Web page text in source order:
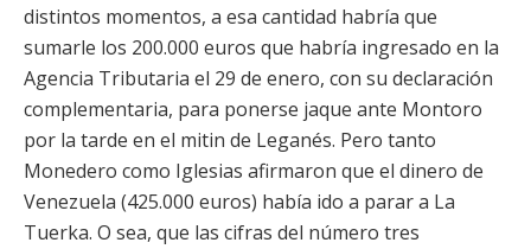
distintos momentos, a esa cantidad habría que
sumarle los 200.000 euros que habría ingresado en la
Agencia Tributaria el 29 de enero, con su declaración
complementaria, para ponerse jaque ante Montoro
por la tarde en el mitin de Leganés. Pero tanto
Monedero como Iglesias afirmaron que el dinero de
Venezuela (425.000 euros) había ido a parar a La
Tuerka. O sea, que las cifras del número tres